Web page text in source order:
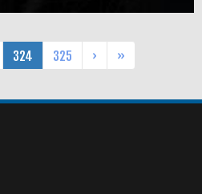
324 325 › »